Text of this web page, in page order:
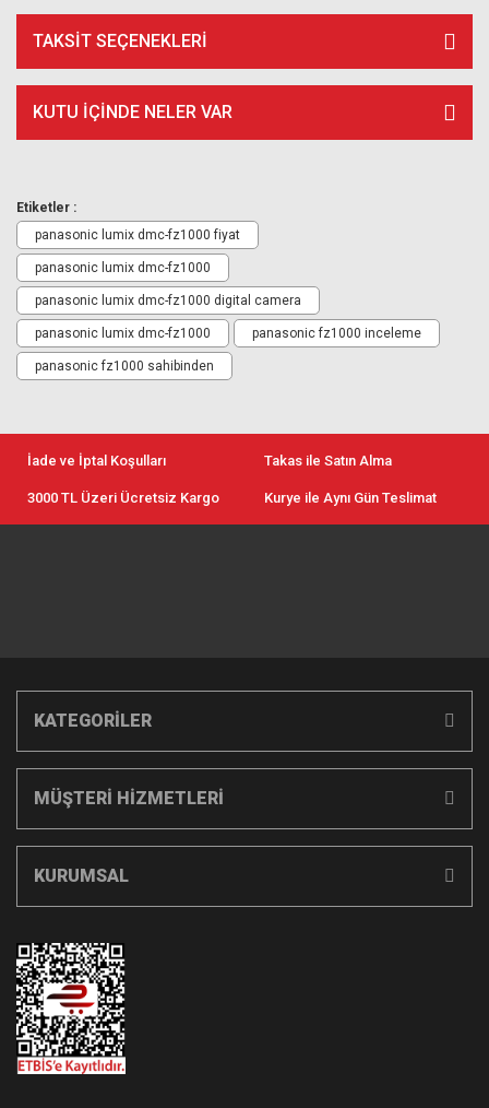
TAKSIT SEÇENEKLERI
KUTU İÇİNDE NELER VAR
Etiketler :
panasonic lumix dmc-fz1000 fiyat
panasonic lumix dmc-fz1000
panasonic lumix dmc-fz1000 digital camera
panasonic lumix dmc-fz1000 panasonic fz1000 inceleme
panasonic fz1000 sahibinden
İade ve İptal Koşulları Takas ile Satın Alma
3000 TL Üzeri Ücretsiz Kargo Kurye ile Aynı Gün Teslimat
KATEGORİLER
MÜŞTERİ HİZMETLERİ
KURUMSAL